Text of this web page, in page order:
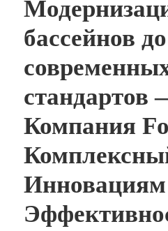
бассейнов до
стандартов
Компания